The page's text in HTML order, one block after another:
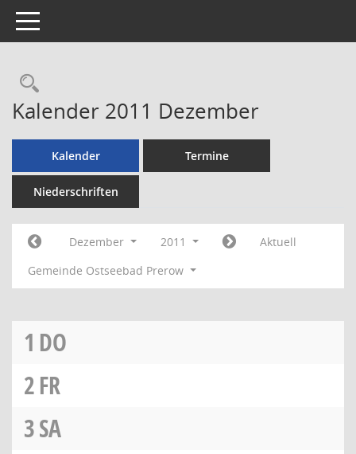
Toggle navigation
Rechercheauswahl
Kalender 2011 Dezember
Kalender Termine
Niederschriften
Dezember 2011
Aktuell
Gemeinde Ostseebad Prerow
1 DO
2FR
3SA